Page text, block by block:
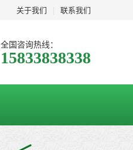
关于我们 联系我们
全国咨询热线：
15833838338